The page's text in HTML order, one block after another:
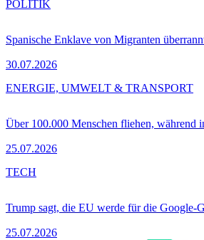
Spanische Enklave von Migranten
30.07.2026
POLITIK
Über 100.000 Menschen fliehen, während
25.07.2026
ENERGIE, UMWELT & TRANSPORT
Trump sagt, die EU werde für die Google-
25.07.2026
TECH